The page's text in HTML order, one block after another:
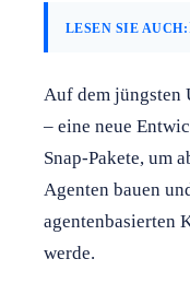
LESEN SIE AUCH:
Auf dem jüngsten
– eine neue
Snap-Pakete, um
Agenten bauen
agentenbasierten
werde.